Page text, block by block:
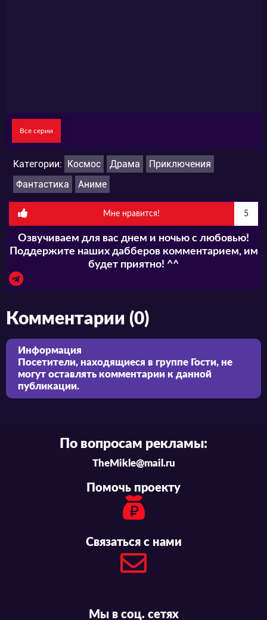
Все серии
Категории: Космос Драма
Приключения
Фантастика
Аниме
Мне нравится! 5
Озвучиваем для вас днем и ночью с любовью!
Поддержите наших дабберов комментарием, им
будет приятно! ^^
Комментарии (0)
Информация
Посетители, находящиеся в группе Гости, не
могут оставлять комментарии к данной
публикации.
По вопросам рекламы:
TheMikle@mail.ru
Помочь проекту
Связаться с нами
Мы в соц. сетях